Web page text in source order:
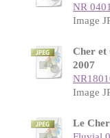
NR
Image
Cher et
2007
Image
Le